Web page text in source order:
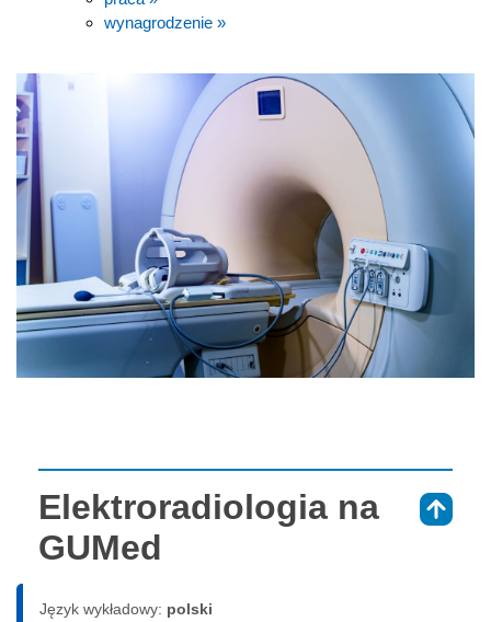
wynagrodzenie »
Elektroradiologia na
GUMed
Język wykładowy: polski